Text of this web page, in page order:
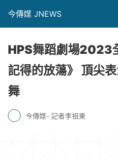
今傳媒 JNEWS
HPS舞蹈劇場2023
記得的放蕩》 頂尖
舞
今傳媒- 記者李祖東